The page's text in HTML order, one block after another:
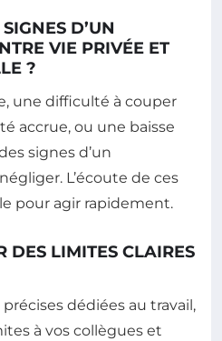
D’UN
VIE PRIVÉE ET
?
une difficulté à couper
accrue, ou une baisse
signes d’un
L’écoute de ces
pour agir rapidement.
DES LIMITES CLAIRES
dédiées au travail,
à vos collègues et